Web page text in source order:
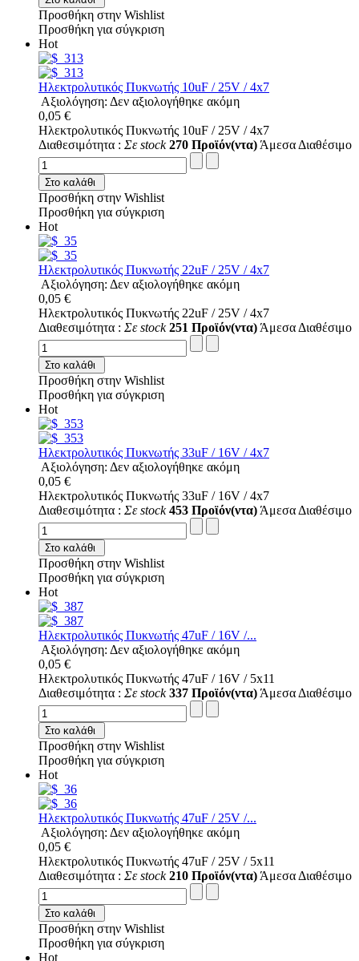
Προσθήκη στην Wishlist
Προσθήκη για σύγκριση
Hot
Ηλεκτρολυτικός Πυκνωτής 10uF / 25V / 4x7
Αξιολόγηση: Δεν αξιολογήθηκε ακόμη
0,05 €
Ηλεκτρολυτικός Πυκνωτής 10uF / 25V / 4x7
Διαθεσιμότητα : Σε stock 270 Προϊόν(ντα) Άμεσα Διαθέσιμο
Στο καλάθι
Προσθήκη στην Wishlist
Προσθήκη για σύγκριση
Hot
Ηλεκτρολυτικός Πυκνωτής 22uF / 25V / 4x7
Αξιολόγηση: Δεν αξιολογήθηκε ακόμη
0,05 €
Ηλεκτρολυτικός Πυκνωτής 22uF / 25V / 4x7
Διαθεσιμότητα : Σε stock 251 Προϊόν(ντα) Άμεσα Διαθέσιμο
Στο καλάθι
Προσθήκη στην Wishlist
Προσθήκη για σύγκριση
Hot
Ηλεκτρολυτικός Πυκνωτής 33uF / 16V / 4x7
Αξιολόγηση: Δεν αξιολογήθηκε ακόμη
0,05 €
Ηλεκτρολυτικός Πυκνωτής 33uF / 16V / 4x7
Διαθεσιμότητα : Σε stock 453 Προϊόν(ντα) Άμεσα Διαθέσιμο
Στο καλάθι
Προσθήκη στην Wishlist
Προσθήκη για σύγκριση
Hot
Ηλεκτρολυτικός Πυκνωτής 47uF / 16V /...
Αξιολόγηση: Δεν αξιολογήθηκε ακόμη
0,05 €
Ηλεκτρολυτικός Πυκνωτής 47uF / 16V / 5x11
Διαθεσιμότητα : Σε stock 337 Προϊόν(ντα) Άμεσα Διαθέσιμο
Στο καλάθι
Προσθήκη στην Wishlist
Προσθήκη για σύγκριση
Hot
Ηλεκτρολυτικός Πυκνωτής 47uF / 25V /...
Αξιολόγηση: Δεν αξιολογήθηκε ακόμη
0,05 €
Ηλεκτρολυτικός Πυκνωτής 47uF / 25V / 5x11
Διαθεσιμότητα : Σε stock 210 Προϊόν(ντα) Άμεσα Διαθέσιμο
Στο καλάθι
Προσθήκη στην Wishlist
Προσθήκη για σύγκριση
Hot